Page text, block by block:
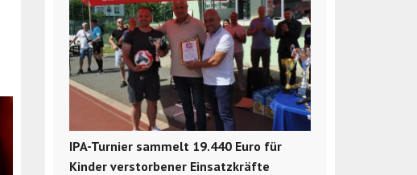
IPA-Turnier sammelt 19.440 Euro für
Kinder verstorbener Einsatzkräfte